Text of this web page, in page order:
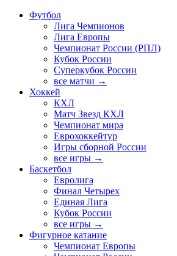
Футбол
Лига Чемпионов
Лига Европы
Чемпионат России (РПЛ)
Кубок России
Суперкубок России
все матчи →
Хоккей
КХЛ
Матч Звезд КХЛ
Чемпионат мира
Еврохоккейтур
Игры сборной России
все игры →
Баскетбол
Евролига
Финал Четырех
Единая Лига
Кубок России
все игры →
Фигурное катание
Чемпионат Европы